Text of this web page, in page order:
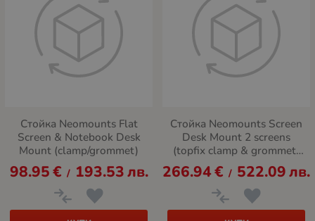
Стойка Neomounts Flat
Screen & Notebook Desk
Mount (clamp/grommet)
98.95€ / 193.53лв.
Стойка Neomounts Screen
Desk Mount 2 screens
(topfix clamp & grommet)
for 2 Monitor Screens,
Black
266.94€ / 522.09лв.